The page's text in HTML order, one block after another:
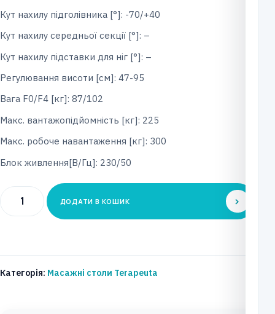
Кут нахилу підголівника [°]: -70/+40
Кут нахилу середньої секції [°]: –
Кут нахилу підставки для ніг [°]: –
Регулювання висоти [см]: 47-95
Вага F0/F4 [кг]: 87/102
Макс. вантажопідйомність [кг]: 225
Макс. робоче навантаження [кг]: 300
Блок живлення[В/Гц]: 230/50
Процедурний
4
ДОДАТИ В КОШИК
Категорія: Масажні столи Terapeuta